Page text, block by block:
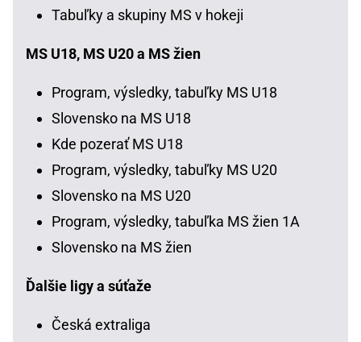
Tabuľky a skupiny MS v hokeji
MS U18, MS U20 a MS žien
Program, výsledky, tabuľky MS U18
Slovensko na MS U18
Kde pozerať MS U18
Program, výsledky, tabuľky MS U20
Slovensko na MS U20
Program, výsledky, tabuľka MS žien 1A
Slovensko na MS žien
Ďalšie ligy a súťaže
Česká extraliga